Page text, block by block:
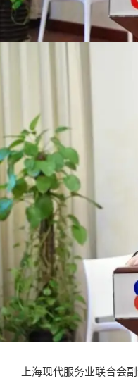
上海现代服务业联合会